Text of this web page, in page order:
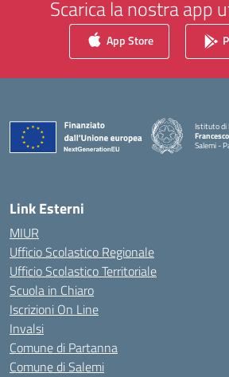
Scarica la nostra app
App Store
Istituto di
Salemi -
Link Esterni
MIUR
Ufficio Scolastico Regionale
Ufficio Scolastico Territoriale
Scuola in Chiaro
Iscrizioni On Line
Invalsi
Comune di Partanna
Comune di Salemi